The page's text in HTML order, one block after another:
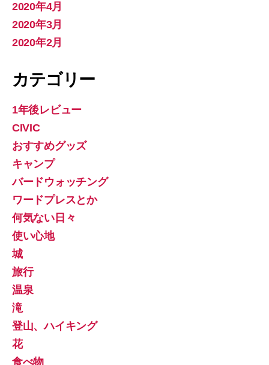
2020年4月
2020年3月
2020年2月
カテゴリー
1年後レビュー
CIVIC
おすすめグッズ
キャンプ
バードウォッチング
ワードプレスとか
何気ない日々
使い心地
城
旅行
温泉
滝
登山、ハイキング
花
食べ物